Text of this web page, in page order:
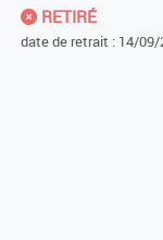
RETIRÉ
date de retrait : 14/09/